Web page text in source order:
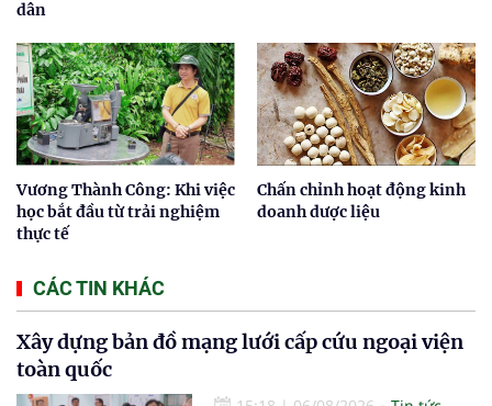
dân
Vương Thành Công: Khi việc
học bắt đầu từ trải nghiệm
thực tế
Chấn chỉnh hoạt động kinh
doanh dược liệu
CÁC TIN KHÁC
Xây dựng bản đồ mạng lưới cấp cứu ngoại viện
toàn quốc